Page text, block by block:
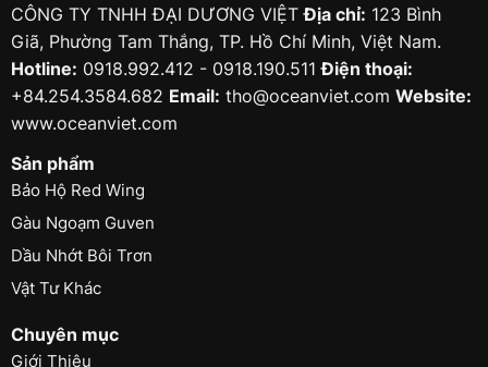
CÔNG TY TNHH ĐẠI DƯƠNG VIỆTĐịa chỉ: 123 Bình
Giã, Phường Tam Thắng, TP. Hồ Chí Minh, Việt Nam.
Hotline: 0918.992.412 - 0918.190.511Điện thoại:
+84.254.3584.682 Email: tho@oceanviet.com Website:
www.oceanviet.com
Sản phẩm
Bảo Hộ Red Wing
Gàu Ngoạm Guven
Dầu Nhớt Bôi Trơn
Vật Tư Khác
Chuyên mục
Giới Thiệu